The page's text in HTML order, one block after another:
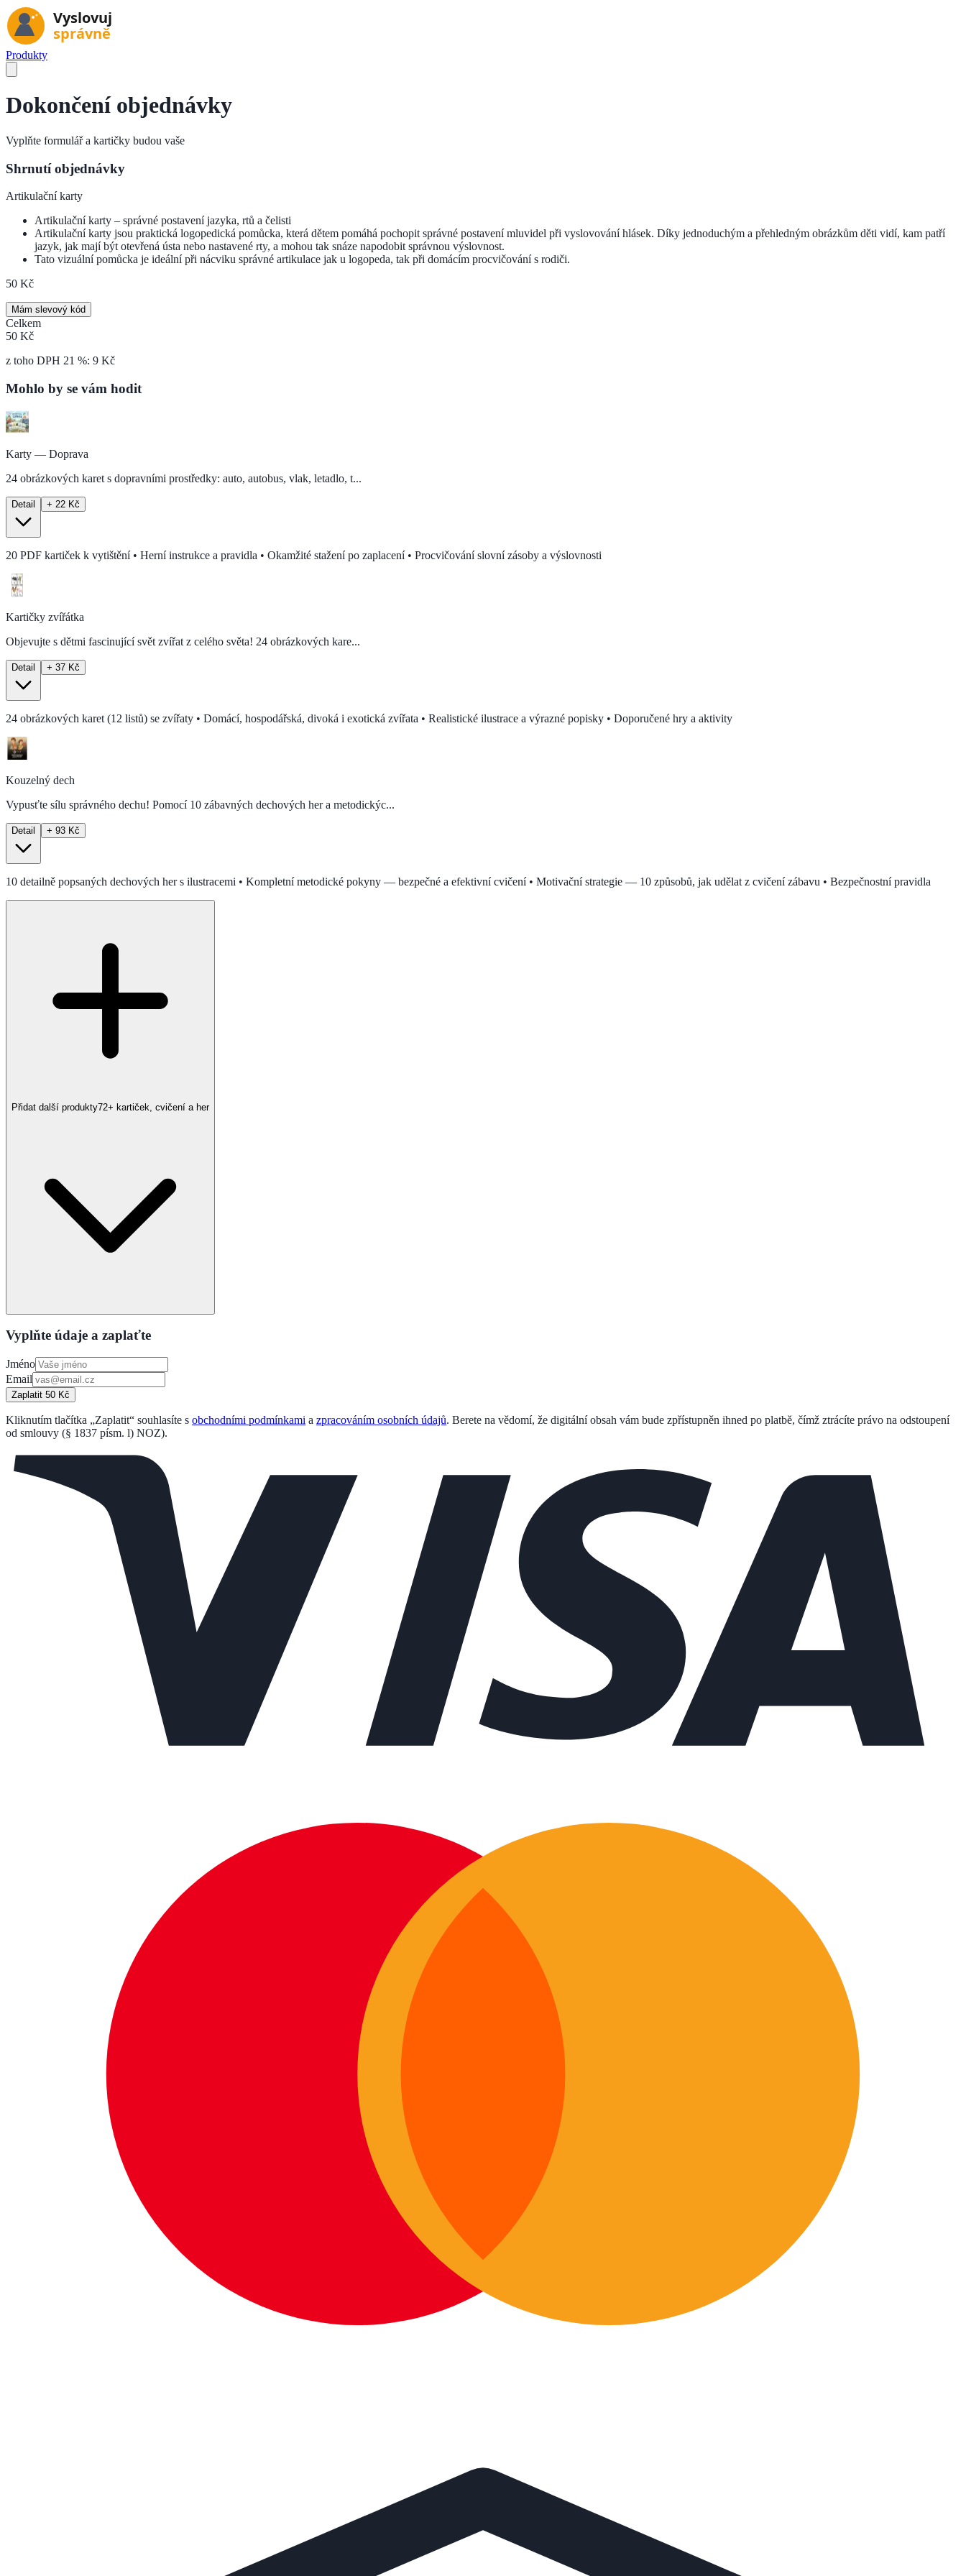
Produkty
Dokončení objednávky
Vyplňte formulář a kartičky budou vaše
Shrnutí objednávky
Artikulační karty
Artikulační karty – správné postavení jazyka, rtů a čelisti
Artikulační karty jsou praktická logopedická pomůcka, která dětem pomáhá pochopit správné postavení mluvidel při vyslovování hlásek. Díky jednoduchým a přehledným obrázkům děti vidí, kam patří
jazyk, jak mají být otevřená ústa nebo nastavené rty, a mohou tak snáze napodobit správnou výslovnost.
Tato vizuální pomůcka je ideální při nácviku správné artikulace jak u logopeda, tak při domácím procvičování s rodiči.
50 Kč
Mám slevový kód
Celkem
50 Kč
z toho DPH 21 %: 9 Kč
Mohlo by se vám hodit
Karty — Doprava
24 obrázkových karet s dopravními prostředky: auto, autobus, vlak, letadlo, t...
Detail + 22 Kč
20 PDF kartiček k vytištění • Herní instrukce a pravidla • Okamžité stažení po zaplacení • Procvičování slovní zásoby a výslovnosti
Kartičky zvířátka
Objevujte s dětmi fascinující svět zvířat z celého světa! 24 obrázkových kare...
Detail + 37 Kč
24 obrázkových karet (12 listů) se zvířaty • Domácí, hospodářská, divoká i exotická zvířata • Realistické ilustrace a výrazné popisky • Doporučené hry a aktivity
Kouzelný dech
Vypusťte sílu správného dechu! Pomocí 10 zábavných dechových her a metodickýc...
Detail + 93 Kč
10 detailně popsaných dechových her s ilustracemi • Kompletní metodické pokyny — bezpečné a efektivní cvičení • Motivační strategie — 10 způsobů, jak udělat z cvičení zábavu • Bezpečnostní pravidla
Přidat další produkty72+ kartiček, cvičení a her
Vyplňte údaje a zaplaťte
Jméno
Email
Zaplatit 50 Kč
Kliknutím tlačítka „Zaplatit“ souhlasíte s obchodními podmínkami a zpracováním osobních údajů. Berete na vědomí, že digitální obsah vám bude zpřístupněn ihned po platbě, čímž ztrácíte právo na odstoupení
od smlouvy (§ 1837 písm. l) NOZ).